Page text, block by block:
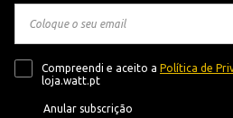
Compreendi e aceito a Política de
loja.watt.pt
Anular subscrição